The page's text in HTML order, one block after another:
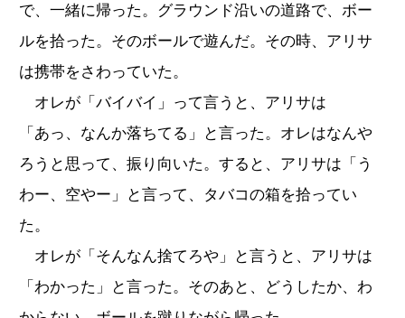
で、一緒に帰った。グラウンド沿いの道路で、ボー
ルを拾った。そのボールで遊んだ。その時、アリサ
は携帯をさわっていた。
オレが「バイバイ」って言うと、アリサは
「あっ、なんか落ちてる」と言った。オレはなんや
ろうと思って、振り向いた。すると、アリサは「う
わー、空やー」と言って、タバコの箱を拾ってい
た。
オレが「そんなん捨てろや」と言うと、アリサは
「わかった」と言った。そのあと、どうしたか、わ